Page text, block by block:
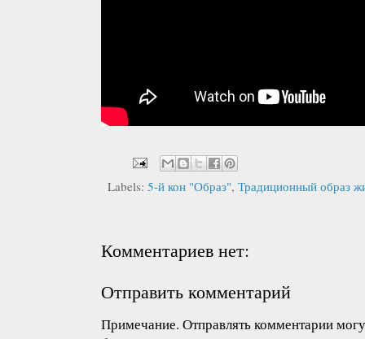
Labels: 5-й кон "Образ", Традиционный образ
Комментариев нет:
Отправить комментарий
Примечание. Отправлять комментарии